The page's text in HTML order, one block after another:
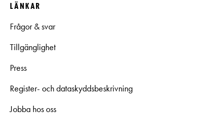
LÄNKAR
Frågor & svar
Tillgänglighet
Press
Register- och dataskyddsbeskrivning
Jobba hos oss